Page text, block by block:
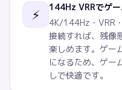
⚡
144Hz VRRでゲ
4K/144Hz・VRR
接続すれば、残像
楽しめます。ゲー
になるため、ゲー
しで快適です。